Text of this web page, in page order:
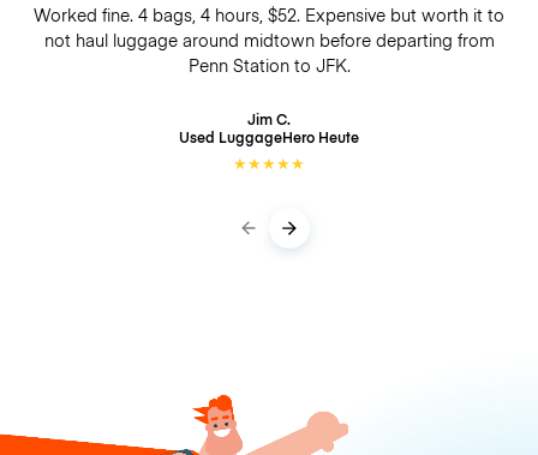
Worked fine. 4 bags, 4 hours, $52. Expensive but worth it to
not haul luggage around midtown before departing from
Penn Station to JFK.
Jim C.
Used LuggageHero Heute
★★★★★